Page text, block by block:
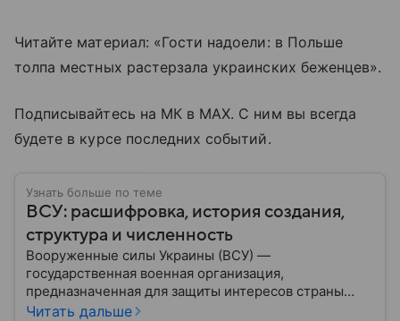
Читайте материал: «Гости надоели: в Польше
толпа местных растерзала украинских беженцев».
Подписывайтесь на МК в МАХ. С ним вы всегда
будете в курсе последних событий.
Узнать больше по теме
ВСУ: расшифровка, история создания,
структура и численность
Вооруженные силы Украины (ВСУ) —
государственная военная организация,
предназначенная для защиты интересов страны
военным путем. Была создана после
Читать дальше